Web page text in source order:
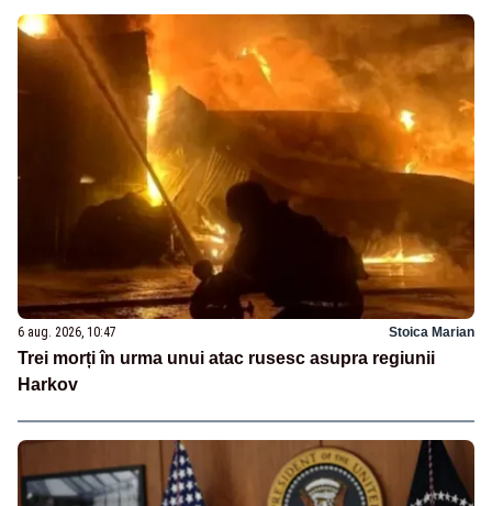
6 aug. 2026, 10:47 Stoica Marian
Trei morți în urma unui atac rusesc asupra regiunii
Harkov